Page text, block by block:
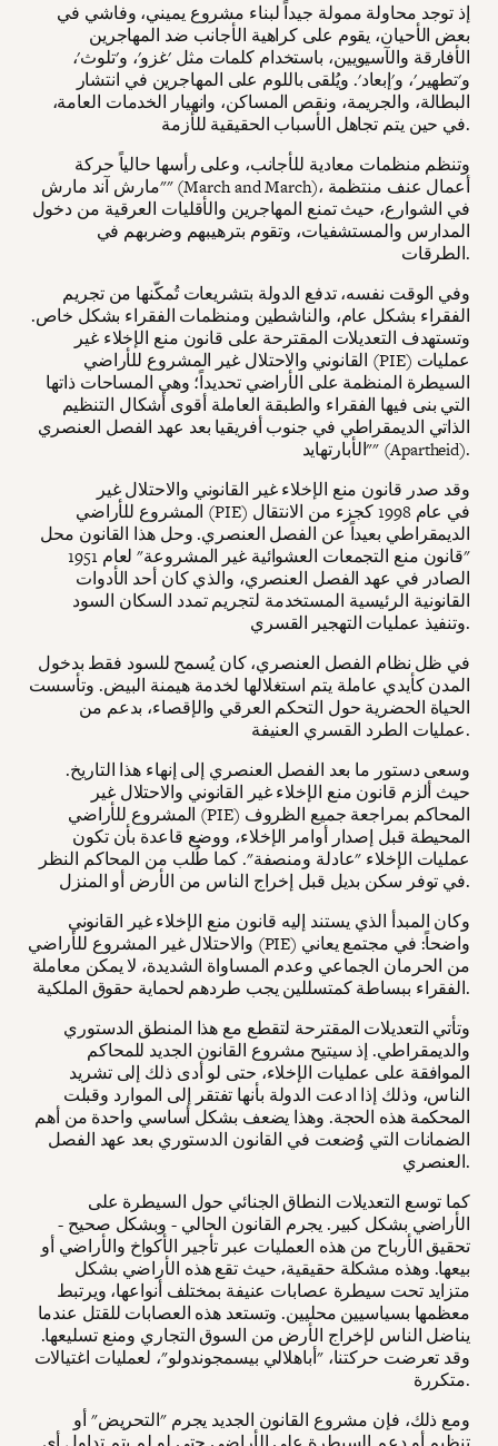
إذ توجد محاولة ممولة جيداً لبناء مشروع يميني، وفاشي في
بعض الأحيان، يقوم على كراهية الأجانب ضد المهاجرين
الأفارقة والآسيويين، باستخدام كلمات مثل 'غزو'، و'تلوث'،
و'تطهير'، و'إبعاد'. ويُلقى باللوم على المهاجرين في انتشار
البطالة، والجريمة، ونقص المساكن، وانهيار الخدمات العامة،
في حين يتم تجاهل الأسباب الحقيقية للأزمة.
وتنظم منظمات معادية للأجانب، وعلى رأسها حالياً حركة
"مارش آند مارش" (March and March)، أعمال عنف منتظمة
في الشوارع، حيث تمنع المهاجرين والأقليات العرقية من دخول
المدارس والمستشفيات، وتقوم بترهيبهم وضربهم في
الطرقات.
وفي الوقت نفسه، تدفع الدولة بتشريعات تُمكّنها من تجريم
الفقراء بشكل عام، والناشطين ومنظمات الفقراء بشكل خاص.
وتستهدف التعديلات المقترحة على قانون منع الإخلاء غير
القانوني والاحتلال غير المشروع للأراضي (PIE) عمليات
السيطرة المنظمة على الأراضي تحديداً؛ وهي المساحات ذاتها
التي بنى فيها الفقراء والطبقة العاملة أقوى أشكال التنظيم
الذاتي الديمقراطي في جنوب أفريقيا بعد عهد الفصل العنصري
"الأبارتهايد" (Apartheid).
وقد صدر قانون منع الإخلاء غير القانوني والاحتلال غير
المشروع للأراضي (PIE) في عام 1998 كجزء من الانتقال
الديمقراطي بعيداً عن الفصل العنصري. وحل هذا القانون محل
"قانون منع التجمعات العشوائية غير المشروعة" لعام 1951
الصادر في عهد الفصل العنصري، والذي كان أحد الأدوات
القانونية الرئيسية المستخدمة لتجريم تمدد السكان السود
وتنفيذ عمليات التهجير القسري.
في ظل نظام الفصل العنصري، كان يُسمح للسود فقط بدخول
المدن كأيدي عاملة يتم استغلالها لخدمة هيمنة البيض. وتأسست
الحياة الحضرية حول التحكم العرقي والإقصاء، بدعم من
عمليات الطرد القسري العنيفة.
وسعى دستور ما بعد الفصل العنصري إلى إنهاء هذا التاريخ.
حيث ألزم قانون منع الإخلاء غير القانوني والاحتلال غير
المشروع للأراضي (PIE) المحاكم بمراجعة جميع الظروف
المحيطة قبل إصدار أوامر الإخلاء، ووضع قاعدة بأن تكون
عمليات الإخلاء "عادلة ومنصفة". كما طُلب من المحاكم النظر
في توفر سكن بديل قبل إخراج الناس من الأرض أو المنزل.
وكان المبدأ الذي يستند إليه قانون منع الإخلاء غير القانوني
والاحتلال غير المشروع للأراضي (PIE) واضحاً: في مجتمع يعاني
من الحرمان الجماعي وعدم المساواة الشديدة، لا يمكن معاملة
الفقراء ببساطة كمتسللين يجب طردهم لحماية حقوق الملكية.
وتأتي التعديلات المقترحة لتقطع مع هذا المنطق الدستوري
والديمقراطي. إذ سيتيح مشروع القانون الجديد للمحاكم
الموافقة على عمليات الإخلاء، حتى لو أدى ذلك إلى تشريد
الناس، وذلك إذا ادعت الدولة بأنها تفتقر إلى الموارد وقبلت
المحكمة هذه الحجة. وهذا يضعف بشكل أساسي واحدة من أهم
الضمانات التي وُضعت في القانون الدستوري بعد عهد الفصل
العنصري.
كما توسع التعديلات النطاق الجنائي حول السيطرة على
الأراضي بشكل كبير. يجرم القانون الحالي - وبشكل صحيح -
تحقيق الأرباح من هذه العمليات عبر تأجير الأكواخ والأراضي أو
بيعها. وهذه مشكلة حقيقية، حيث تقع هذه الأراضي بشكل
متزايد تحت سيطرة عصابات عنيفة بمختلف أنواعها، ويرتبط
معظمها بسياسيين محليين. وتستعد هذه العصابات للقتل عندما
يناضل الناس لإخراج الأرض من السوق التجاري ومنع تسليعها.
وقد تعرضت حركتنا، "أباهلالي بيسمجوندولو"، لعمليات اغتيالات
متكررة.
ومع ذلك، فإن مشروع القانون الجديد يجرم "التحريض" أو